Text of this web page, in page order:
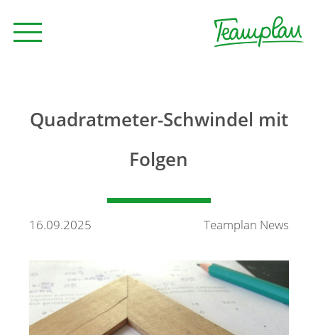
Kontakt
Quadratmeter-Schwindel mit
Folgen
16.09.2025 Teamplan News